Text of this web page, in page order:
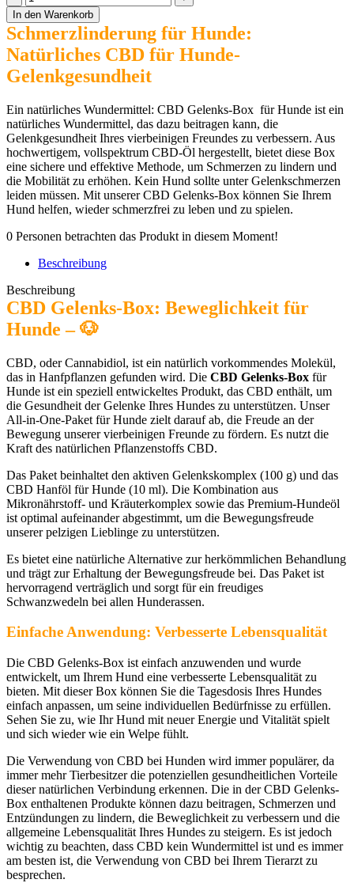
Gelenks-
Box
Premium
für
Hunde
Menge
In den Warenkorb
Schmerzlinderung für Hunde:
Natürliches CBD für Hunde-
Gelenkgesundheit
Ein natürliches Wundermittel: CBD Gelenks-Box für Hunde ist ein
natürliches Wundermittel, das dazu beitragen kann, die
Gelenkgesundheit Ihres vierbeinigen Freundes zu verbessern. Aus
hochwertigem, vollspektrum CBD-Öl hergestellt, bietet diese Box
eine sichere und effektive Methode, um Schmerzen zu lindern und
die Mobilität zu erhöhen. Kein Hund sollte unter Gelenkschmerzen
leiden müssen. Mit unserer CBD Gelenks-Box können Sie Ihrem
Hund helfen, wieder schmerzfrei zu leben und zu spielen.
0 Personen betrachten das Produkt in diesem Moment!
Beschreibung
Beschreibung
CBD Gelenks-Box: Beweglichkeit für
Hunde – 🐶
CBD, oder Cannabidiol, ist ein natürlich vorkommendes Molekül,
das in Hanfpflanzen gefunden wird. Die CBD Gelenks-Box für
Hunde ist ein speziell entwickeltes Produkt, das CBD enthält, um
die Gesundheit der Gelenke Ihres Hundes zu unterstützen. Unser
All-in-One-Paket für Hunde zielt darauf ab, die Freude an der
Bewegung unserer vierbeinigen Freunde zu fördern. Es nutzt die
Kraft des natürlichen Pflanzenstoffs CBD.
Das Paket beinhaltet den aktiven Gelenkskomplex (100 g) und das
CBD Hanföl für Hunde (10 ml). Die Kombination aus
Mikronährstoff- und Kräuterkomplex sowie das Premium-Hundeöl
ist optimal aufeinander abgestimmt, um die Bewegungsfreude
unserer pelzigen Lieblinge zu unterstützen.
Es bietet eine natürliche Alternative zur herkömmlichen Behandlung
und trägt zur Erhaltung der Bewegungsfreude bei. Das Paket ist
hervorragend verträglich und sorgt für ein freudiges
Schwanzwedeln bei allen Hunderassen.
Einfache Anwendung: Verbesserte Lebensqualität
Die CBD Gelenks-Box ist einfach anzuwenden und wurde
entwickelt, um Ihrem Hund eine verbesserte Lebensqualität zu
bieten. Mit dieser Box können Sie die Tagesdosis Ihres Hundes
einfach anpassen, um seine individuellen Bedürfnisse zu erfüllen.
Sehen Sie zu, wie Ihr Hund mit neuer Energie und Vitalität spielt
und sich wieder wie ein Welpe fühlt.
Die Verwendung von CBD bei Hunden wird immer populärer, da
immer mehr Tierbesitzer die potenziellen gesundheitlichen Vorteile
dieser natürlichen Verbindung erkennen. Die in der CBD Gelenks-
Box enthaltenen Produkte können dazu beitragen, Schmerzen und
Entzündungen zu lindern, die Beweglichkeit zu verbessern und die
allgemeine Lebensqualität Ihres Hundes zu steigern. Es ist jedoch
wichtig zu beachten, dass CBD kein Wundermittel ist und es immer
am besten ist, die Verwendung von CBD bei Ihrem Tierarzt zu
besprechen.